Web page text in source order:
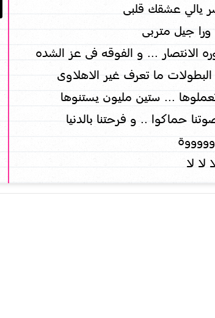
يالي عشقك قلبى
جيل متربى
الانتصار ... و الفوقه فى عز الشده
ما تعرف غير الاهلاوى
... ستين مليون يستنوها
حماكوا .. و فرحتنا بالدنيا
لا لا